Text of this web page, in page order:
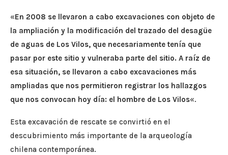
«En 2008 se llevaron a cabo excavaciones con objeto de
la ampliación y la modificación del trazado del desagüe
de aguas de Los Vilos, que necesariamente tenía que
pasar por este sitio y vulneraba parte del sitio. A raíz de
esa situación, se llevaron a cabo excavaciones más
ampliadas que nos permitieron registrar los hallazgos
que nos convocan hoy día: el hombre de Los Vilos«.
Esta excavación de rescate se convirtió en el
descubrimiento más importante de la arqueología
chilena contemporánea.